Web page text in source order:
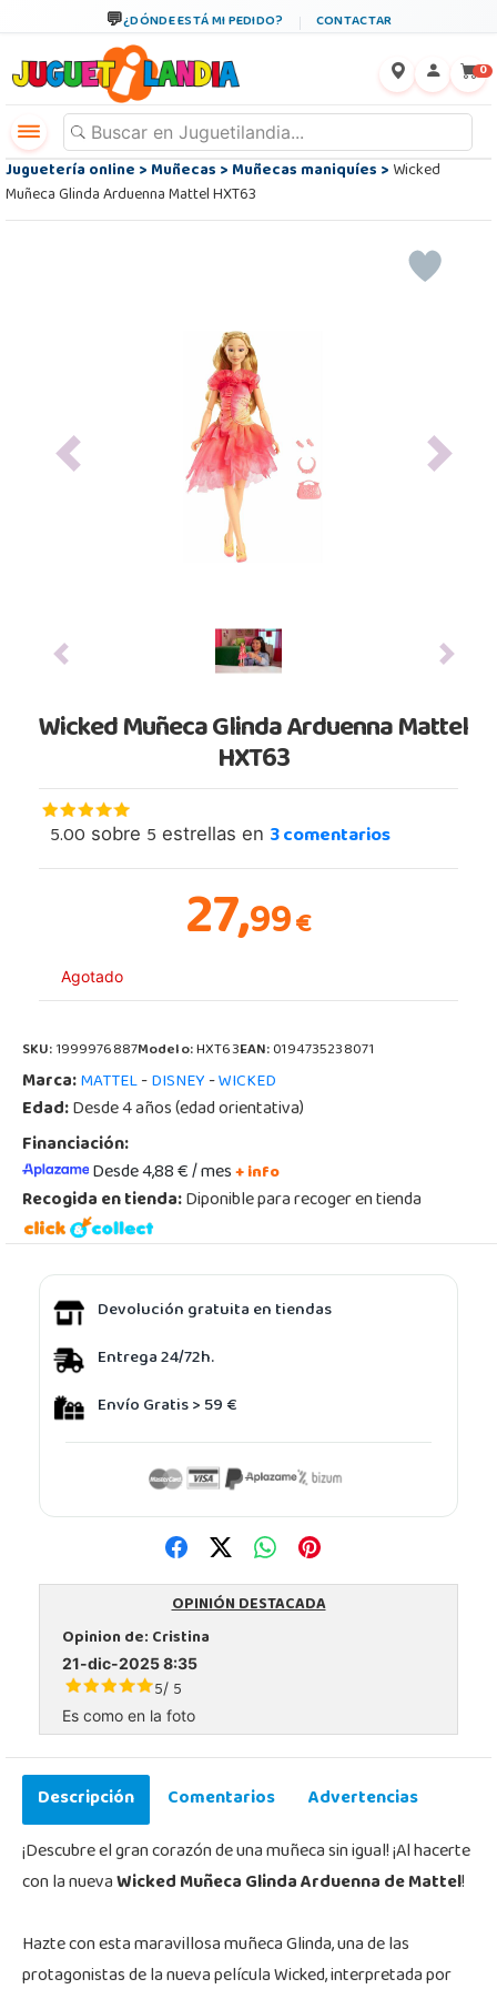
¿DÓNDE ESTÁ MI PEDIDO? CONTACTAR
0
Juguetería online>Muñecas>Muñecas maniquíes>Wicked
Muñeca Glinda Arduenna Mattel HXT63
Previous Next
Previous Next
Wicked Muñeca Glinda Arduenna Mattel
HXT63
5.00 sobre 5 estrellas en 3comentarios
27,99€
Agotado
SKU:1999976887Modelo:HXT63EAN:0194735238071
Marca:MATTEL-DISNEY-WICKED
Edad:Desde 4 años (edad orientativa)
Financiación:
Desde 4,88 € / mes+ info
Recogida en tienda:Diponible para recoger en tienda
Devolución gratuita en tiendas
Entrega 24/72h.
Envío Gratis > 59 €
OPINIÓN DESTACADA
Opinion de:Cristina
21-dic-2025 8:35
5/ 5
Es como en la foto
Descripción Comentarios
Advertencias
¡Descubre el gran corazón de una muñeca sin igual! ¡Al hacerte
con la nuevaWicked Muñeca Glinda Arduenna de Mattel!
Hazte con esta maravillosa muñeca Glinda, una de las
protagonistas de la nueva película Wicked, interpretada por